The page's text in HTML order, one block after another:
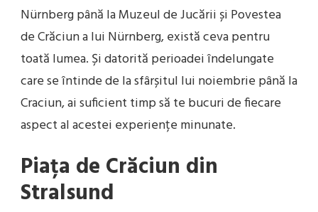
Nürnberg până la Muzeul de Jucării și Povestea
de Crăciun a lui Nürnberg, există ceva pentru
toată lumea. Și datorită perioadei îndelungate
care se întinde de la sfârșitul lui noiembrie până la
Craciun, ai suficient timp să te bucuri de fiecare
aspect al acestei experiențe minunate.
Piața de Crăciun din
Stralsund